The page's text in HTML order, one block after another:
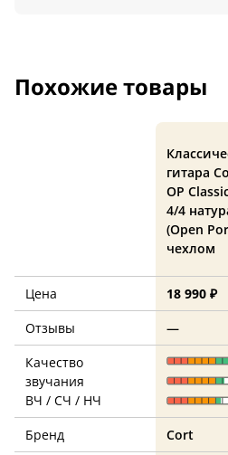
Похожие товары
гитара
OP
4/4
(Open
чехлом
Цена 18 990 ₽
Отзывы
—
Качество
звучания
ВЧ / СЧ / НЧ
Бренд
Cort